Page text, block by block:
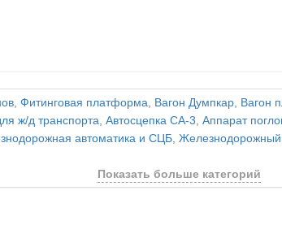
, Фитинговая платформа, Вагон Думпкар, Вагон
ж/д транспорта, Автосцепка СА-3, Аппарат
автоматика и СЦБ, Железнодорожный
Показать больше категорий